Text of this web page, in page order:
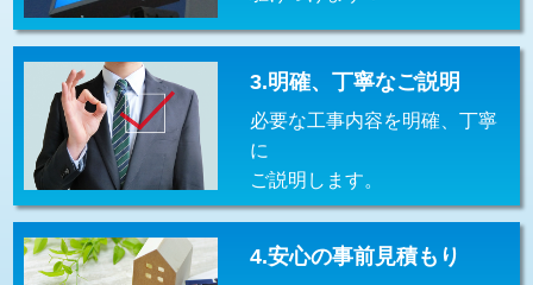
（P/S/ポップアップ））
交換・取付（その他部品） 11,000円+材料費
持込商品取付（単水栓） 13,200円
持込商品取付（混合水栓） 16,500円
持込商品取付（浄水器・分岐水栓） 16,500円
給水管工事※（ホール加工) 16,500円
3.明確、丁寧なご説明
必要な工事内容を明確、丁寧
に
ご説明します。
4.安心の事前見積もり